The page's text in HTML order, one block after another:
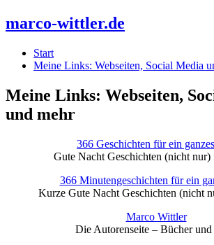
marco-wittler.de
Start
Meine Links: Webseiten, Social Media
Meine Links: Webseiten,
und mehr
366 Geschichten für ein
Gute Nacht Geschichten (nicht
366 Minutengeschichten für ein
Kurze Gute Nacht Geschichten (nicht
Marco Wittler
Die Autorenseite – Bücher und